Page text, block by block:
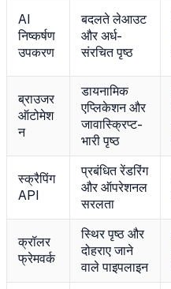
AI
निष्कर्षण
उपकरण
बदलते लेआउट
और अर्ध-
संरचित पृष्ठ
ब्राउजर
ऑटोमेश
न
डायनामिक
एप्लिकेशन और
जावास्क्रिप्ट-
भारी पृष्ठ
स्क्रैपिंग
API
प्रबंधित रेंडरिंग
और ऑपरेशनल
सरलता
क्रॉलर
फ्रेमवर्क
स्थिर पृष्ठ और
दोहराए जाने
वाले पाइपलाइन